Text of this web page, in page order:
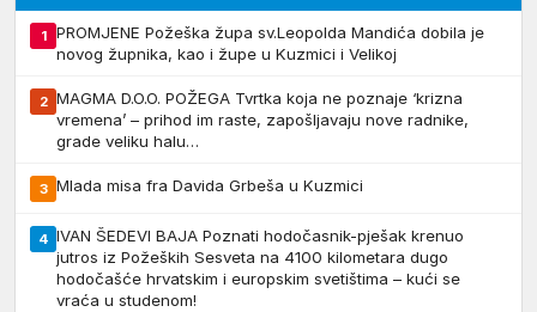
1
PROMJENE Požeška župa sv.Leopolda Mandića dobila je
novog župnika, kao i župe u Kuzmici i Velikoj
2 MAGMA D.O.O. POŽEGA Tvrtka koja ne poznaje ‘krizna
vremena’ – prihod im raste, zapošljavaju nove radnike,
grade veliku halu…
3 Mlada misa fra Davida Grbeša u Kuzmici
4 IVAN ŠEDEVI BAJA Poznati hodočasnik-pješak krenuo
jutros iz Požeških Sesveta na 4100 kilometara dugo
hodočašće hrvatskim i europskim svetištima – kući se
vraća u studenom!